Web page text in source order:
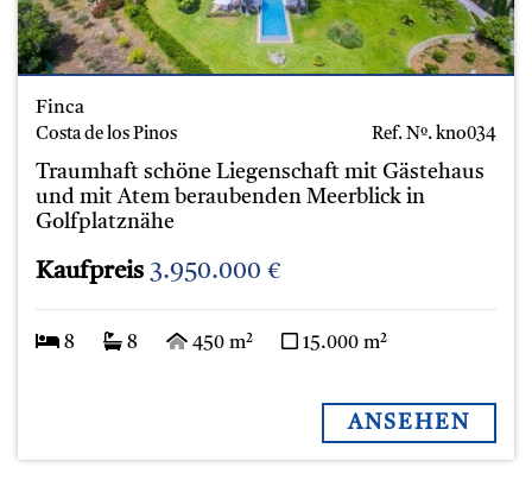
Finca
Costa de los Pinos Ref. Nº. kno034
Traumhaft schöne Liegenschaft mit Gästehaus
und mit Atem beraubenden Meerblick in
Golfplatznähe
Kaufpreis 3.950.000 €
8 8 450 m² 15.000 m²
ANSEHEN